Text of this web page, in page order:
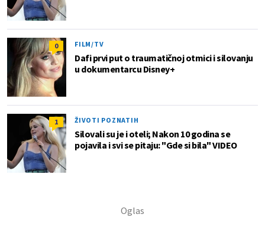
0 FILM/TV
Dafi prvi put o traumatičnoj otmici i silovanju
u dokumentarcu Disney+
1 ŽIVOTI POZNATIH
Silovali su je i oteli; Nakon 10 godina se
pojavila i svi se pitaju: "Gde si bila" VIDEO